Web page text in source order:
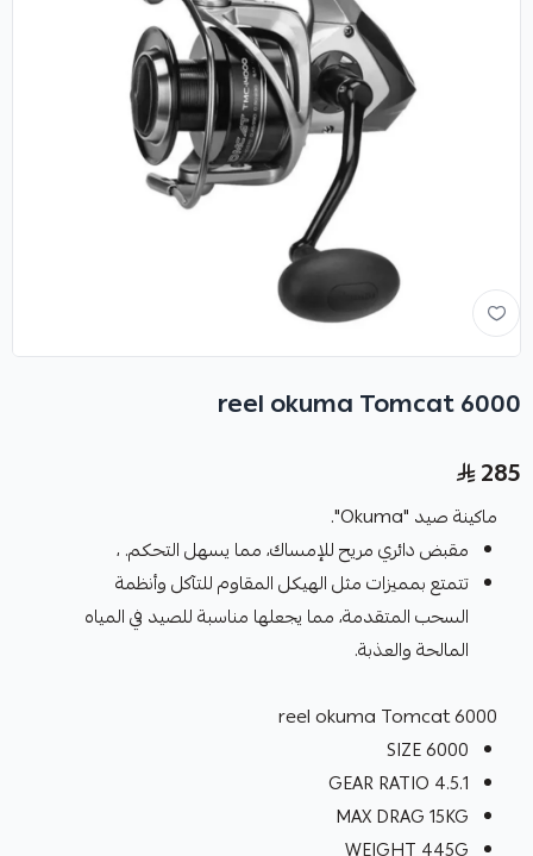
reel okuma Tomcat 6000
285
ماكينة صيد "Okuma".
مقبض دائري مريح للإمساك، مما يسهل التحكم. ،
تتمتع بمميزات مثل الهيكل المقاوم للتآكل وأنظمة
السحب المتقدمة، مما يجعلها مناسبة للصيد في المياه
المالحة والعذبة.
reel okuma Tomcat 6000
SIZE 6000
GEAR RATIO 4.5.1
MAX DRAG 15KG